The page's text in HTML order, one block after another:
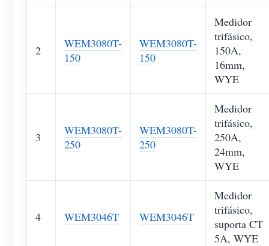
2
WEM3080T-
150
WEM3080T-
150
Medidor
trifásico,
150A,
16mm,
WYE
3
WEM3080T-
250
WEM3080T-
250
Medidor
trifásico,
250A,
24mm,
WYE
4 WEM3046T WEM3046T
Medidor
trifásico,
suporta CT
5A, WYE